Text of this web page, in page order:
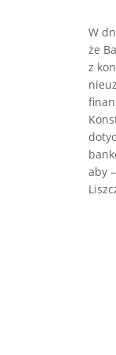
W
że
z
aby